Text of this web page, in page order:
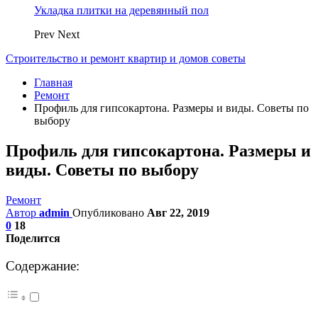
Укладка плитки на деревянный пол
Prev Next
Строительство и ремонт квартир и домов советы
Главная
Ремонт
Профиль для гипсокартона. Размеры и виды. Советы по
выбору
Профиль для гипсокартона. Размеры и
виды. Советы по выбору
Ремонт
Автор admin Опубликовано Авг 22, 2019
0 18
Поделится
Содержание: